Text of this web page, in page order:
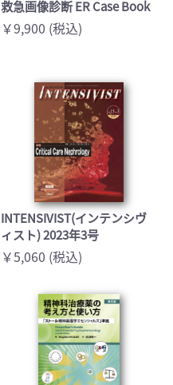
救急画像診断 ER Case Book
￥9,900 (税込)
INTENSIVIST(インテンシヴ
ィスト) 2023年3号
￥5,060 (税込)